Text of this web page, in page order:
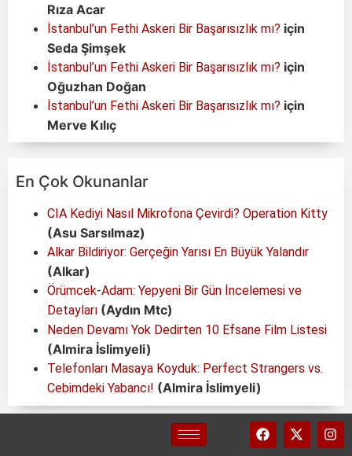
Rıza Acar
İstanbul’un Fethi Askeri Bir Başarısızlık mı? için
Seda Şimşek
İstanbul’un Fethi Askeri Bir Başarısızlık mı? için
Oğuzhan Doğan
İstanbul’un Fethi Askeri Bir Başarısızlık mı? için
Merve Kılıç
En Çok Okunanlar
CIA Kediyi Nasıl Mikrofona Çevirdi? Operation Kitty
(Asu Sarsılmaz)
Alkar Bildiriyor: Gerçeğin Yarısı En Büyük Yalandır
(Alkar)
Örümcek-Adam: Yepyeni Bir Gün İncelemesi ve
Detayları (Aydın Mtc)
Neden Devamı Yok Dedirten 10 Efsane Film Listesi
(Almira İslimyeli)
Telefonları Masaya Koyduk: Perfect Strangers vs.
Cebimdeki Yabancı! (Almira İslimyeli)